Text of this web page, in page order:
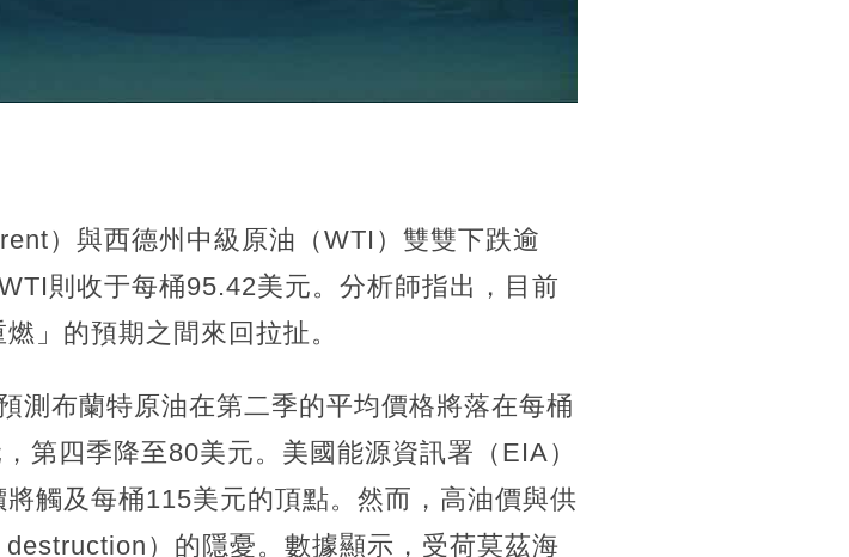
）與西德州中級原油（WTI）雙雙下跌逾
則收于每桶95.42美元。分析師指出，目前
」的預期之間來回拉扯。
測布蘭特原油在第二季的平均價格將落在每桶
第四季降至80美元。美國能源資訊署（EIA）
觸及每桶115美元的頂點。然而，高油價與供
）的隱憂。數據顯示，受荷莫茲海